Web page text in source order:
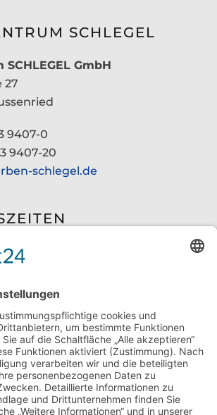
SCHLEGEL
GmbH
27
9407-0
9407-20
schlegel.de
12:30 Uhr | 13.30 - 18 Uhr